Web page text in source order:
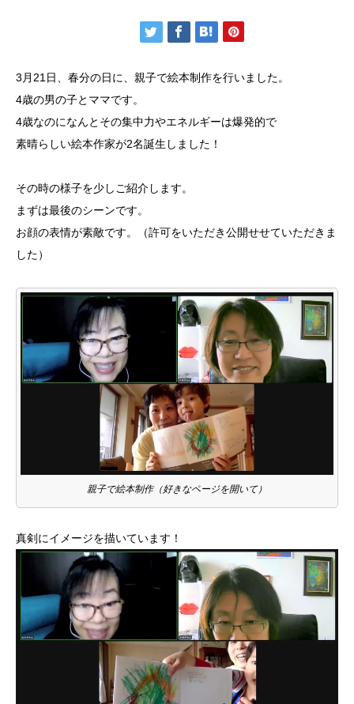
3月21日、春分の日に、親子で絵本制作を行いました。
4歳の男の子とママです。
4歳なのになんとその集中力やエネルギーは爆発的で
素晴らしい絵本作家が2名誕生しました！
その時の様子を少しご紹介します。
まずは最後のシーンです。
お顔の表情が素敵です。（許可をいただき公開せせていただきま
した）
親子で絵本制作（好きなページを開いて）
真剣にイメージを描いています！